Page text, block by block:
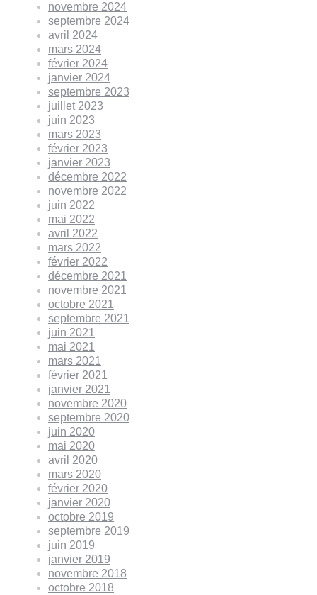
novembre 2024
septembre 2024
avril 2024
mars 2024
février 2024
janvier 2024
septembre 2023
juillet 2023
juin 2023
mars 2023
février 2023
janvier 2023
décembre 2022
novembre 2022
juin 2022
mai 2022
avril 2022
mars 2022
février 2022
décembre 2021
novembre 2021
octobre 2021
septembre 2021
juin 2021
mai 2021
mars 2021
février 2021
janvier 2021
novembre 2020
septembre 2020
juin 2020
mai 2020
avril 2020
mars 2020
février 2020
janvier 2020
octobre 2019
septembre 2019
juin 2019
janvier 2019
novembre 2018
octobre 2018